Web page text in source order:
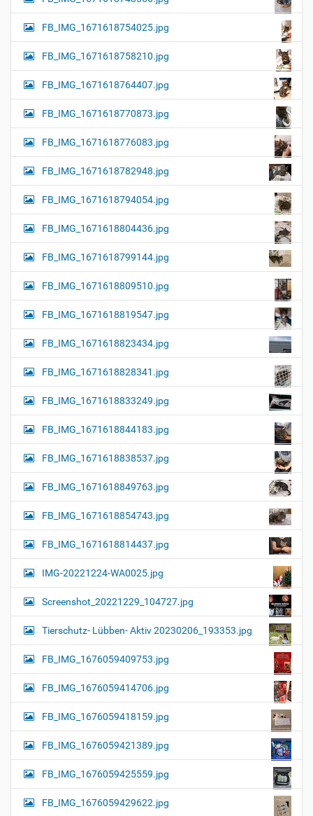
FB_IMG_1671618754025.jpg
FB_IMG_1671618758210.jpg
FB_IMG_1671618764407.jpg
FB_IMG_1671618770873.jpg
FB_IMG_1671618776083.jpg
FB_IMG_1671618782948.jpg
FB_IMG_1671618794054.jpg
FB_IMG_1671618804436.jpg
FB_IMG_1671618799144.jpg
FB_IMG_1671618809510.jpg
FB_IMG_1671618819547.jpg
FB_IMG_1671618823434.jpg
FB_IMG_1671618828341.jpg
FB_IMG_1671618833249.jpg
FB_IMG_1671618844183.jpg
FB_IMG_1671618838537.jpg
FB_IMG_1671618849763.jpg
FB_IMG_1671618854743.jpg
FB_IMG_1671618814437.jpg
IMG-20221224-WA0025.jpg
Screenshot_20221229_104727.jpg
Tierschutz- Lübben- Aktiv 20230206_193353.jpg
FB_IMG_1676059409753.jpg
FB_IMG_1676059414706.jpg
FB_IMG_1676059418159.jpg
FB_IMG_1676059421389.jpg
FB_IMG_1676059425559.jpg
FB_IMG_1676059429622.jpg